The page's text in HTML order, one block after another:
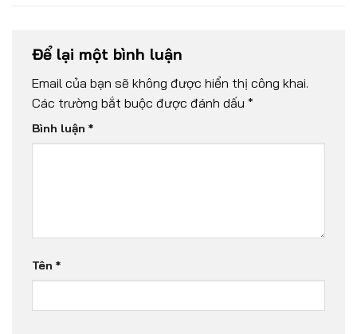
Để lại một bình luận
Email của bạn sẽ không được hiển thị công khai.
Các trường bắt buộc được đánh dấu *
Bình luận *
Tên *